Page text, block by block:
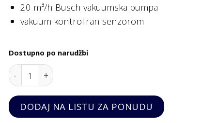
20 m³/h Busch vakuumska pumpa
vakuum kontroliran senzorom
Dostupno po narudžbi
Vakumirka SU-520GP CC, Sammic quantity
DODAJ NA LISTU ZA PONUDU